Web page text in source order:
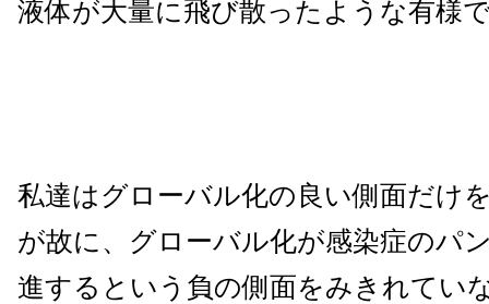
液体が大量に飛び散ったような有様
私達はグローバル化の良い側面だけ
が故に、グローバル化が感染症のパ
進するという負の側面をみきれてい